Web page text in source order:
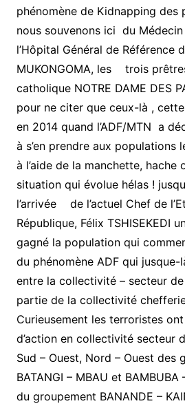
phénomène de Kidnapping des
nous souvenons ici du
l’Hôpital Général de Référence
MUKONGOMA, les trois
catholique NOTRE DAME DES
pour ne citer que ceux-là ,
en 2014 quand l’ADF/MTN a
à s’en prendre aux populations
à l’aide de la manchette, hache
situation qui évolue hélas !
l’arrivée de l’actuel Chef de
République, Félix TSHISEKEDI
gagné la population qui
du phénomène ADF qui
entre la collectivité – secteur
partie de la collectivité chefferie
Curieusement les terroristes
d’action en collectivité secteur
Sud – Ouest, Nord – Ouest des
BATANGI – MBAU et BAMBUBA
du groupement BANANDE –